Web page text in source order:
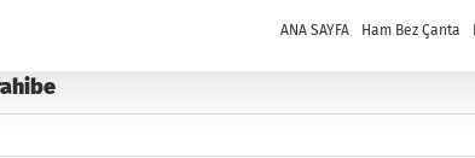
ANA SAYFA Ham Bez Çanta